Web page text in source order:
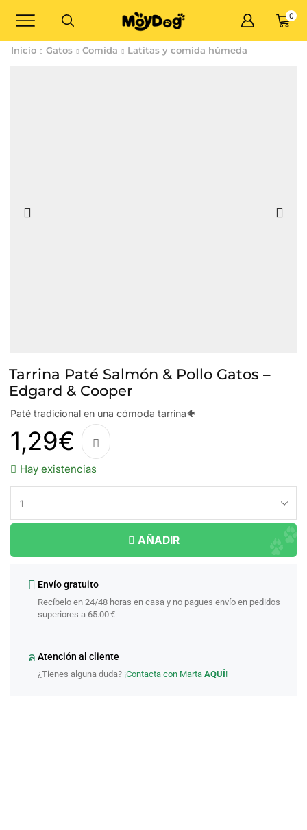
0
Inicio Gatos Comida Latitas y comida húmeda
Tarrina Paté Salmón & Pollo Gatos –
Edgard & Cooper
Paté tradicional en una cómoda tarrina🐠
1,29€
Hay existencias
AÑADIR
Envío gratuito
Recíbelo en 24/48 horas en casa y no pagues envío en pedidos
superiores a 65.00 €
Atención al cliente
¿Tienes alguna duda? ¡Contacta con Marta AQUÍ!